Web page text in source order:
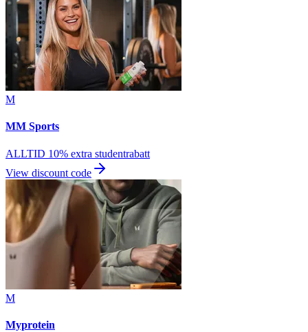
M
MM Sports
ALLTID 10% extra studentrabatt
View discount code
M
Myprotein